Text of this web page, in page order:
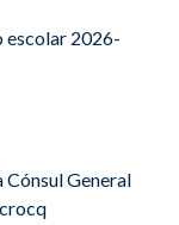
escolar 2026-
Cónsul General